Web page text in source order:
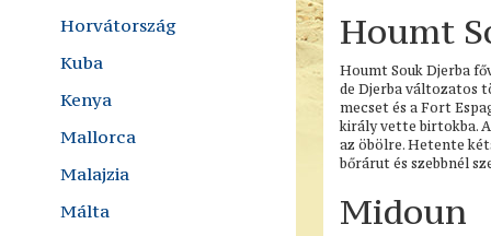
Horvátország
Kuba
Kenya
Mallorca
Malajzia
Málta
Houmt
Houmt Souk Djerba
de Djerba változatos
mecset és a Fort
király vette birtokba.
az öbölre. Hetente
bőrárut és szebbnél
Midoun